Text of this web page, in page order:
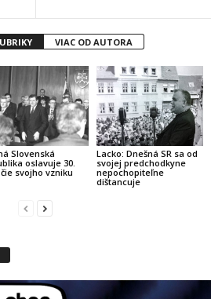
VIAC OD AUTORA
Slovenská
oslavuje 30.
svojho vzniku
Lacko: Dnešná SR sa od
svojej predchodkyne
nepochopiteľne
dištancuje